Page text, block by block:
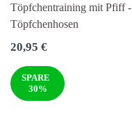
Töpfchentraining mit Pfiff -
Töpfchenhosen
Normaler
20,95 €
SPARE
30%